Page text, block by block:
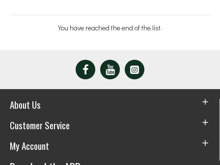
You have reached the end of the list.
About Us
Customer Service
My Account